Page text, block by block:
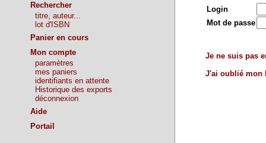
Rechercher
titre, auteur...
lot d'ISBN
Panier en cours
Mon compte
paramètres
mes paniers
identifiants en attente
Historique des exports
déconnexion
Aide
Portail
Login
Mot de passe
Je ne suis pas
J'ai oublié mon